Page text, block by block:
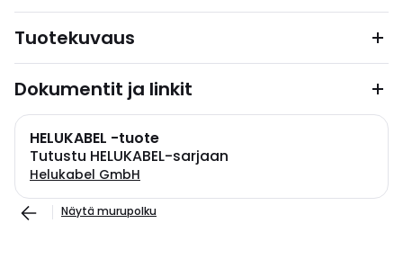
Tuotekuvaus
Dokumentit ja linkit
HELUKABEL -tuote
Tutustu HELUKABEL-sarjaan
Helukabel GmbH
Näytä murupolku